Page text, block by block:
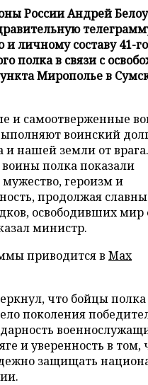
России Андрей
личному составу 41-го
полка в связи с
Мирополье в
и самоотверженные
воинский
и нашей земли от
полка показали
героизм и
продолжая
освободивших мир
министр.
приводится в Max
что бойцы
поколения
и уверенность в том,
защищать